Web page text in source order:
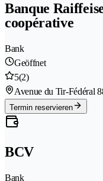
Banque
coopérative
Bank
Geöffnet
5(2)
Avenue du Tir-Fédéral
Termin reservieren
BCV
Bank